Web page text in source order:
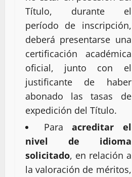
Título, durante el
período de inscripción,
deberá presentarse una
certificación académica
oficial, junto con el
justificante de haber
abonado las tasas de
expedición del Título.
Paraacreditar el
nivel de idioma
solicitado, en relación a
la valoración de méritos,